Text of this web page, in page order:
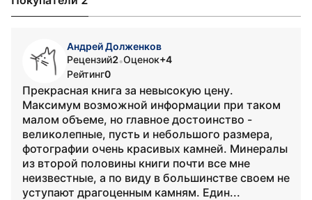
Андрей Долженков
Рецензий2•Оценок+4
Рейтинг0
Прекрасная книга за невысокую цену.
Максимум возможной информации при таком
малом объеме, но главное достоинство -
великолепные, пусть и небольшого размера,
фотографии очень красивых камней. Минералы
из второй половины книги почти все мне
неизвестные, а по виду в большинстве своем не
уступают драгоценным камням. Един...